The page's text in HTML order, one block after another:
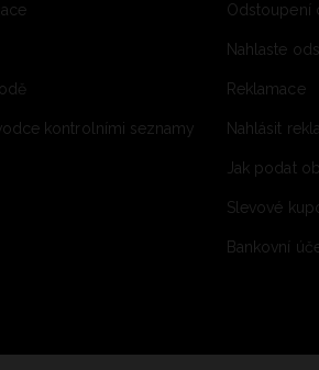
kontrolními seznamy
Odstoupení
Nahlaste
Reklamace
Nahlásit
Jak podat
Slevové
Bankovní